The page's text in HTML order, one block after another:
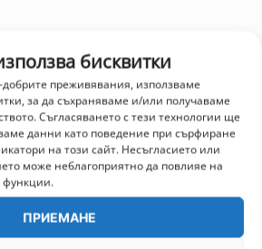
бисквитки
преживявания, използваме
за да съхраняваме и/или получаваме
Съгласяването с тези технологии ще
данни като поведение при сърфиране
на този сайт. Несъгласието или
може неблагоприятно да повлияе на
функции.
ПРИЕМАНЕ